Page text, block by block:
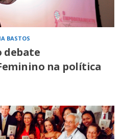
BASTOS
debate
na política